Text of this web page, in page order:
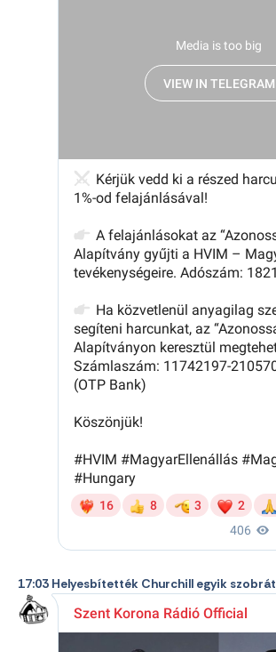
17:03 Helyesbítették Churchill egyik szobrát